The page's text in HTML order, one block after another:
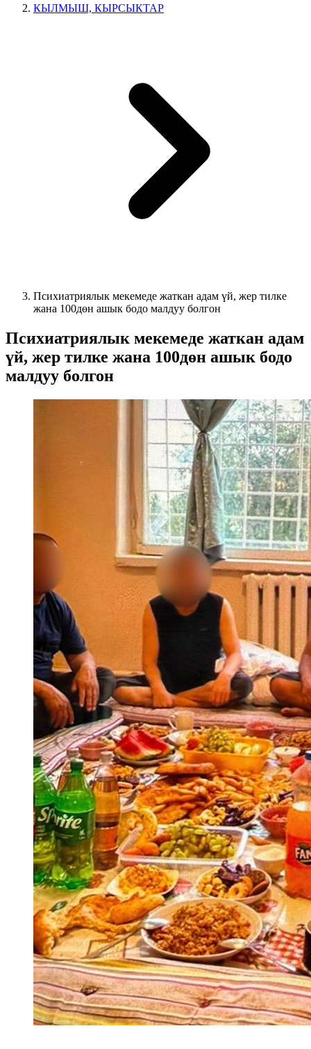
КЫЛМЫШ, КЫРСЫКТАР
Психиатриялык мекемеде жаткан адам үй, жер тилке
жана 100дөн ашык бодо малдуу болгон
Психиатриялык мекемеде жаткан адам
үй, жер тилке жана 100дөн ашык бодо
малдуу болгон